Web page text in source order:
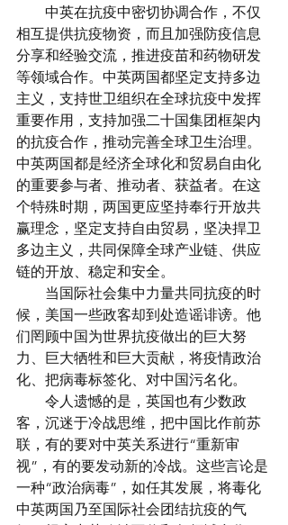
中英在抗疫中密切协调合作，不仅
相互提供抗疫物资，而且加强防疫信息
分享和经验交流，推进疫苗和药物研发
等领域合作。中英两国都坚定支持多边
主义，支持世卫组织在全球抗疫中发挥
重要作用，支持加强二十国集团框架内
的抗疫合作，推动完善全球卫生治理。
中英两国都是经济全球化和贸易自由化
的重要参与者、推动者、获益者。在这
个特殊时期，两国更应坚持奉行开放共
赢理念，坚定支持自由贸易，坚决捍卫
多边主义，共同保障全球产业链、供应
链的开放、稳定和安全。
当国际社会集中力量共同抗疫的时
候，美国一些政客却到处造谣诽谤。他
们罔顾中国为世界抗疫做出的巨大努
力、巨大牺牲和巨大贡献，将疫情政治
化、把病毒标签化、对中国污名化。
令人遗憾的是，英国也有少数政
客，沉迷于冷战思维，把中国比作前苏
联，有的要对中英关系进行“重新审
视”，有的要发动新的冷战。这些言论是
一种“政治病毒”，如任其发展，将毒化
中英两国乃至国际社会团结抗疫的气